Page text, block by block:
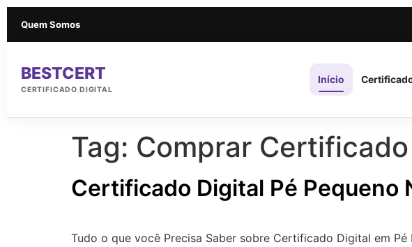
Quem Somos
BESTCERT
CERTIFICADO DIGITAL
Início
Tag: Comprar
Certificado Digital Pé Pequeno
Tudo o que você Precisa Saber sobre Certificado Digital em